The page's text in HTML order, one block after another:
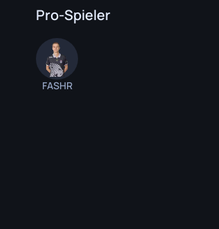
Pro-Spieler
FASHR